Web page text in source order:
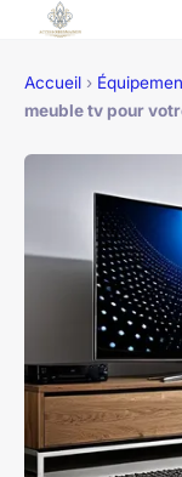
Accueil ›
meuble tv pour